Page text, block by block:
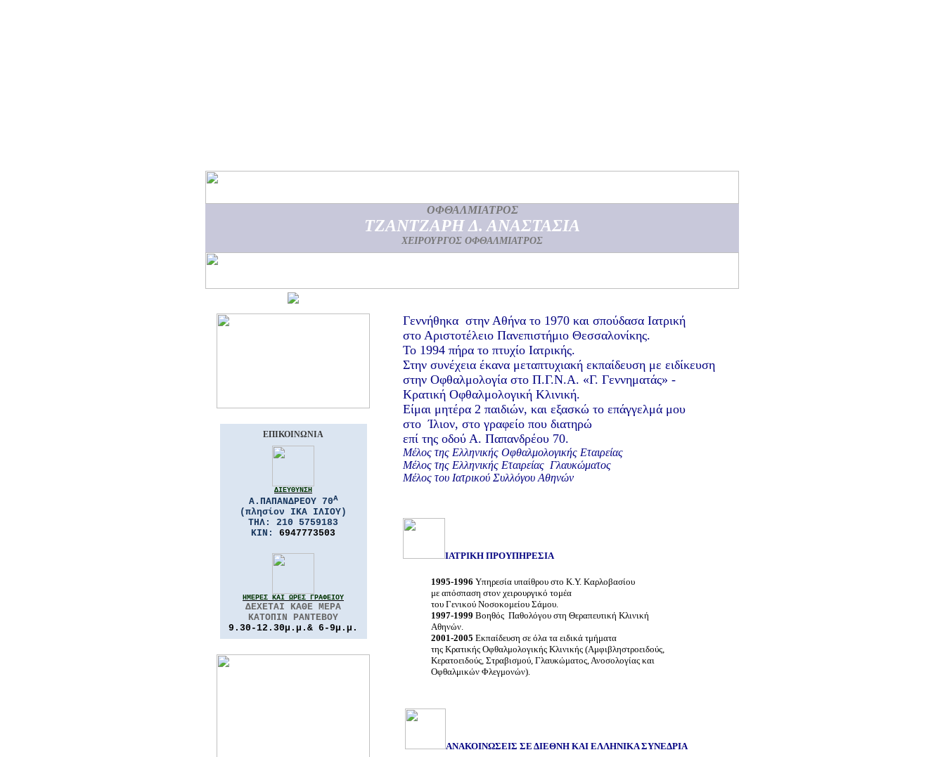
ΟΦΘΑΛΜΙΑΤΡΟΣ
ΤΖΑΝΤΖΑΡΗ Δ. ΑΝΑΣΤΑΣΙΑ
ΧΕΙΡΟΥΡΓΟΣ ΟΦΘΑΛΜΙΑΤΡΟΣ
ΕΠΙΚΟΙΝΩΝΙΑ
ΔΙΕΥΘΥΝΣΗ
Α.ΠΑΠΑΝΔΡΕΟΥ 70Α
(πλησίον
ΙΚΑ ΙΛΙΟΥ)
THΛ: 210 5759183
KIN: 6947773503
ΗΜΕΡΕΣ ΚΑΙ ΩΡΕΣ ΓΡΑΦΕΙΟΥ
ΔΕΧΕΤΑΙ ΚΑΘΕ ΜΕΡΑ
ΚΑΤΟΠΙΝ ΡΑΝΤΕΒΟΥ
9.30-12.30μ.μ.& 6-9μ.μ.
Γεννήθηκα στην Αθήνα το 1970 και σπούδασα Ιατρική
στο Αριστοτέλειο Πανεπιστήμιο Θεσσαλονίκης.
Το 1994 πήρα το πτυχίο Ιατρικής.
Στην συνέχεια έκανα μεταπτυχιακή εκπαίδευση με ειδίκευση
στην Οφθαλμολογία στο Π.Γ.Ν.Α. «Γ. Γεννηματάς» -
Κρατική Οφθαλμολογική Κλινική.
Είμαι μητέρα 2 παιδιών, και εξασκώ το επάγγελμά μου
στο Ίλιον, στο γραφείο που διατηρώ
επί της οδού Α. Παπανδρέου 70.
Μέλος της Ελληνικής Οφθαλμολογικής Εταιρείας
Μέλος της Ελληνικής Εταιρείας Γλαυκώματος
Μέλος του Ιατρικού Συλλόγου Αθηνών
ΙΑΤΡΙΚΗ ΠΡΟΥΠΗΡΕΣΙΑ
1995-1996 Υπηρεσία υπαίθρου στο Κ.Υ. Καρλοβασίου
με απόσπαση στον χειρουργικό τομέα
του Γενικού Νοσοκομείου Σάμου.
1997-1999 Βοηθός Παθολόγου στη Θεραπευτική Κλινική
Αθηνών.
2001-2005 Εκπαίδευση σε όλα τα ειδικά τμήματα
της Κρατικής Οφθαλμολογικής Κλινικής (Αμφιβληστροειδούς,
Κερατοειδούς, Στραβισμού, Γλαυκώματος, Ανοσολογίας και
Οφθαλμικών Φλεγμονών).
ΑΝΑΚΟΙΝΩΣΕΙΣ ΣΕ ΔΙΕΘΝΗ ΚΑΙ ΕΛΛΗΝΙΚΑ ΣΥΝΕΔΡΙΑ